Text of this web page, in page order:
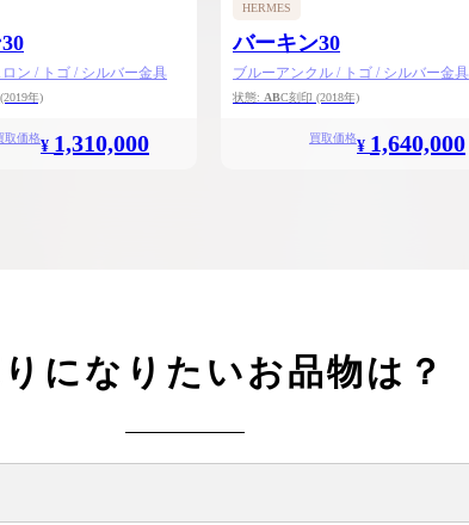
ン / トゴ / シルバー金具
(2019年)
取価格¥ 1,310,000
HERMES
バーキン30
ブルーアンクル / トゴ / シルバー金具
状態: ABC刻印 (2018年)
買取価格¥ 1,640,000
になりたいお品物は？